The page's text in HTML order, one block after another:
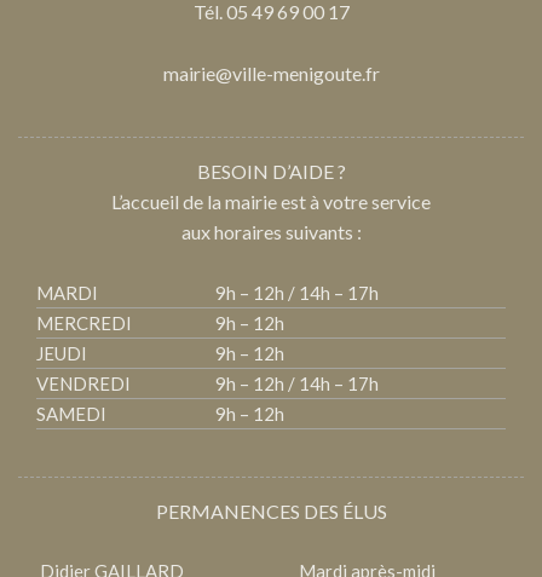
Tél. 05 49 69 00 17
mairie@ville-menigoute.fr
BESOIN D’AIDE ?
L’accueil de la mairie est à votre service
aux horaires suivants :
MARDI
9h – 12h / 14h – 17h
MERCREDI
9h – 12h
JEUDI
9h – 12h
VENDREDI
9h – 12h / 14h – 17h
SAMEDI
9h – 12h
PERMANENCES DES ÉLUS
Didier GAILLARD Mardi après-midi